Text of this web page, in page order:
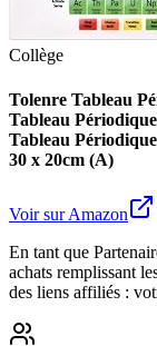
Collège
Tolenre Tableau
Tableau
Tableau
30 x 20cm (A)
Voir sur Amazon
En tant que
achats remplissant
des liens affiliés :